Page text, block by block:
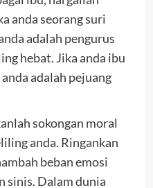
anda seorang suri
adalah pengurus
hebat. Jika anda ibu
adalah pejuang
sokongan moral
anda. Ringankan
beban emosi
sinis. Dalam dunia